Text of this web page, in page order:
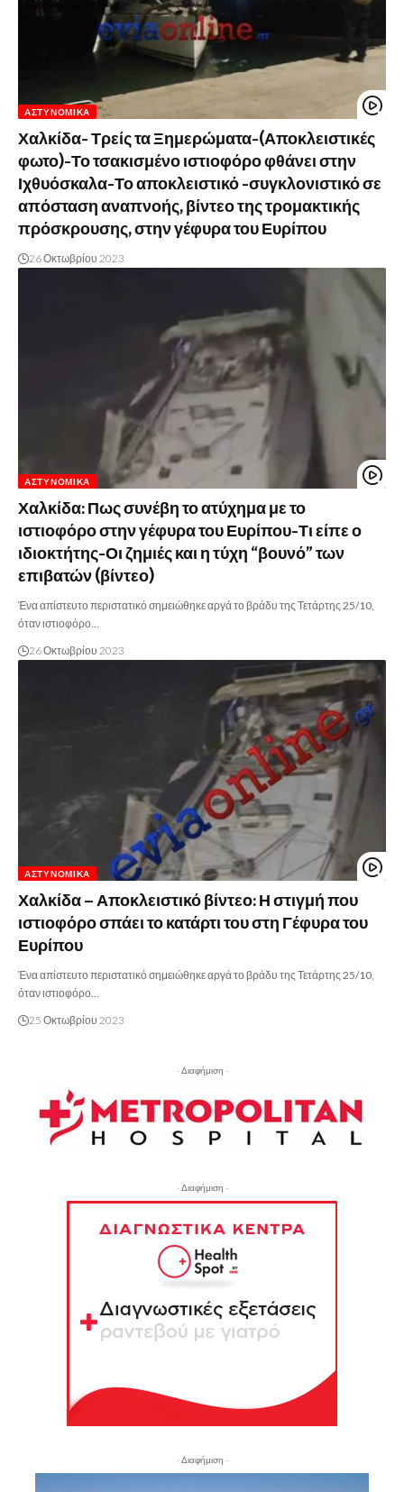
ΑΣΤΥΝΟΜΙΚΆ
Χαλκίδα- Τρείς τα Ξημερώματα-(Αποκλειστικές
φωτο)-Το τσακισμένο ιστιοφόρο φθάνει στην
Ιχθυόσκαλα-Το αποκλειστικό -συγκλονιστικό σε
απόσταση αναπνοής, βίντεο της τρομακτικής
πρόσκρουσης, στην γέφυρα του Ευρίπου
26 Οκτωβρίου 2023
ΑΣΤΥΝΟΜΙΚΆ
Χαλκίδα: Πως συνέβη το ατύχημα με το
ιστιοφόρο στην γέφυρα του Ευρίπου-Τι είπε ο
ιδιοκτήτης-Οι ζημιές και η τύχη “βουνό” των
επιβατών (βίντεο)
Ένα απίστευτο περιστατικό σημειώθηκε αργά το βράδυ της Τετάρτης 25/10,
όταν ιστιοφόρο…
26 Οκτωβρίου 2023
ΑΣΤΥΝΟΜΙΚΆ
Χαλκίδα – Αποκλειστικό βίντεο: Η στιγμή που
ιστιοφόρο σπάει το κατάρτι του στη Γέφυρα του
Ευρίπου
Ένα απίστευτο περιστατικό σημειώθηκε αργά το βράδυ της Τετάρτης 25/10,
όταν ιστιοφόρο…
25 Οκτωβρίου 2023
- Διαφήμιση -
- Διαφήμιση -
- Διαφήμιση -